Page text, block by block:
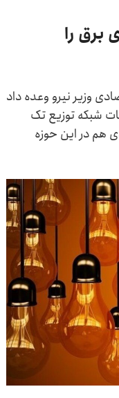
برق را
وزیر نیرو وعده داد
شبکه توزیع تک
هم در این حوزه